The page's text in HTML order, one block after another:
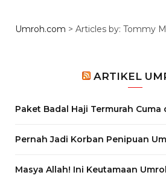
Umroh.com > Articles by: Tommy
ARTIKEL
Paket Badal Haji Termurah Cuma
Pernah Jadi Korban Penipuan
Masya Allah! Ini Keutamaan